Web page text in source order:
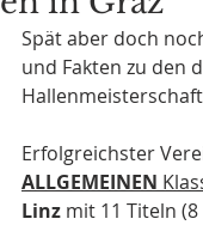
Spät aber doch
und Fakten zu den
Erfolgreichster
ALLGEMEINEN
Linz mit 11 Titeln (8